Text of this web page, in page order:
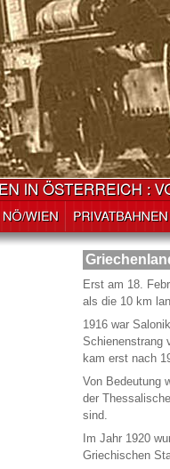
Erst am 18.
als die 10 km
1916 war
Schienenstrang
kam erst nach
Von Bedeutung
der
sind.
Im Jahr 1920
Griechischen